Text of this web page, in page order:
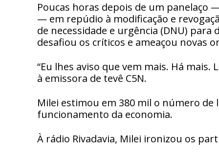
Poucas horas depois de um panelaço
— em repúdio à modificação e
de necessidade e urgência (DNU)
desafiou os críticos e ameaçou novas
“Eu lhes aviso que vem mais. Há
à emissora de tevê C5N.
Milei estimou em 380 mil o número
funcionamento da economia.
À rádio Rivadavia, Milei ironizou os